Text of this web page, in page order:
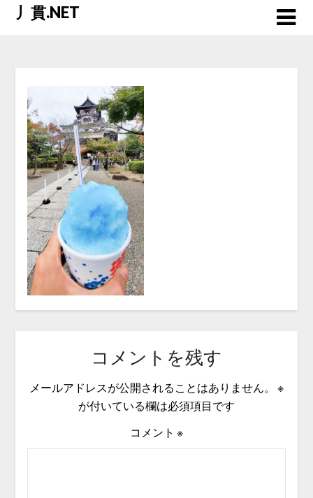
Skip丿貫.NET
コメントを残す
メールアドレスが公開されることはありません。
※
が付いている欄は必須項目です
コメント ※